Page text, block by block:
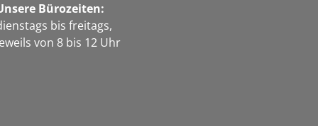
Bürozeiten:
bis freitags,
von 8 bis 12 Uhr